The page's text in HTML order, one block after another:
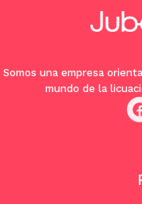
Somos una empresa
mundo de la